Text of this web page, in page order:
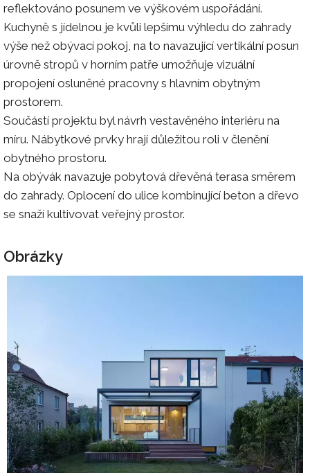
reflektováno posunem ve výškovém uspořádání.
Kuchyně s jídelnou je kvůli lepšímu výhledu do zahrady
výše než obývací pokoj, na to navazující vertikální posun
úrovně stropů v horním patře umožňuje vizuální
propojení osluněné pracovny s hlavním obytným
prostorem.
Součástí projektu byl návrh vestavěného interiéru na
míru. Nábytkové prvky hrají důležitou roli v členění
obytného prostoru.
Na obývák navazuje pobytová dřevěná terasa směrem
do zahrady. Oplocení do ulice kombinující beton a dřevo
se snaží kultivovat veřejný prostor.
Obrázky